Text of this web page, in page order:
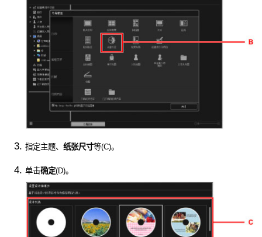
指定主题、纸张尺寸等(C)。
单击确定(D)。